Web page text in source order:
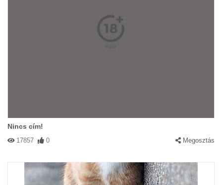
Nincs cím!
17857 0 Megosztás